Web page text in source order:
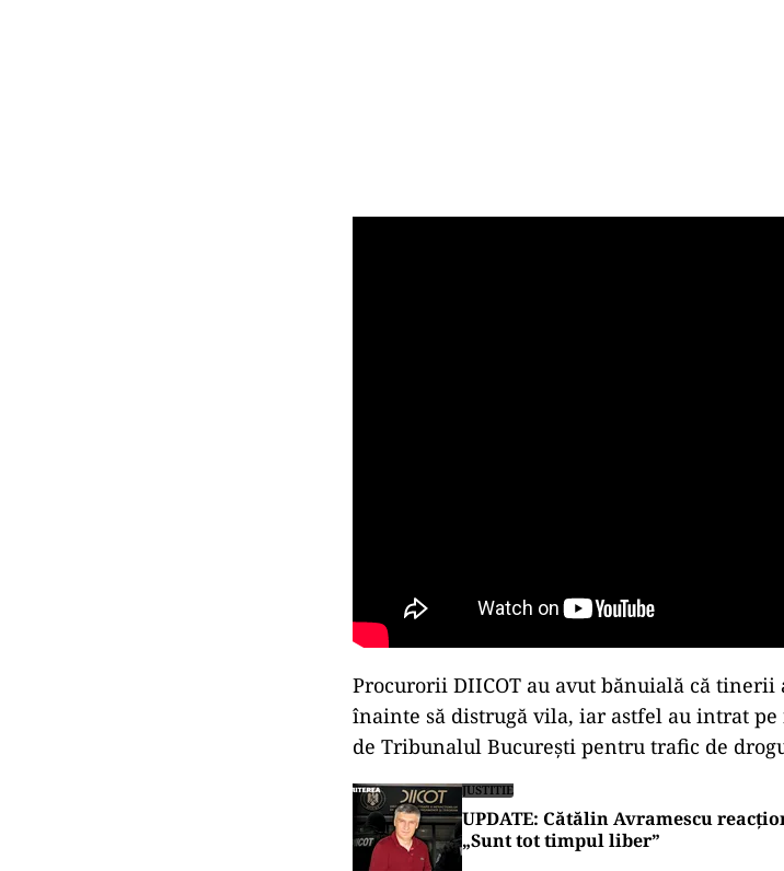
Procurorii DIICOT au avut bănuială că
înainte să distrugă vila, iar astfel au intrat
de Tribunalul București pentru trafic de
JUSTITIE
UPDATE: Cătălin Avramescu
„Sunt tot timpul liber”